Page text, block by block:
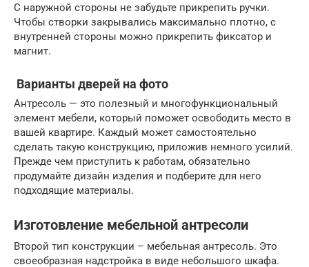
С наружной стороны не забудьте прикрепить ручки.
Чтобы створки закрывались максимально плотно, с
внутренней стороны можно прикрепить фиксатор и
магнит.
Варианты дверей на фото
Антресоль — это полезный и многофункциональный
элемент мебели, который поможет освободить место в
вашей квартире. Каждый может самостоятельно
сделать такую конструкцию, приложив немного усилий.
Прежде чем приступить к работам, обязательно
продумайте дизайн изделия и подберите для него
подходящие материалы.
Изготовление мебельной антресоли
Второй тип конструкции – мебельная антресоль. Это
своеобразная надстройка в виде небольшого шкафа.